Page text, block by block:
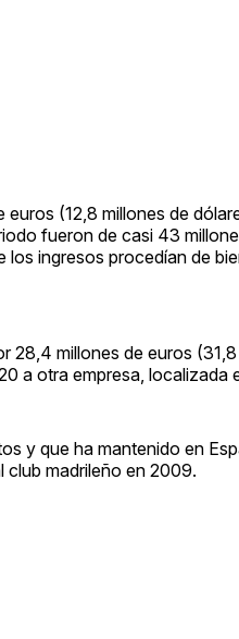
(12,8 millones de
fueron de casi 43
ingresos procedían de
28,4 millones de euros (31,8
a otra empresa, localizada
y que ha mantenido en
club madrileño en 2009.